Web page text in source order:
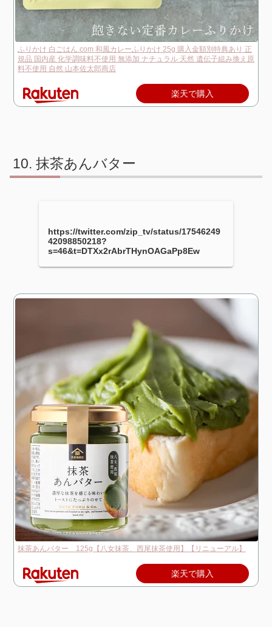
ふりかけ 白ごはん.com 和風カレーふりかけ 25g 購入金額別特典あり 正
規品 国内産 化学調味料不使用 無添加 ナチュラル 天然 遺伝子組み換え原
料不使用 自然 山本佐太郎商店
楽天で購入
抹茶あんバター
https://twitter.com/zip_tv/status/17546249
42098850218?
s=46&t=DTXx2rAbrTHynOAGaPp8Ew
抹茶あんバター 125g【八女抹茶、西尾抹茶使用】【リニューアル】
楽天で購入